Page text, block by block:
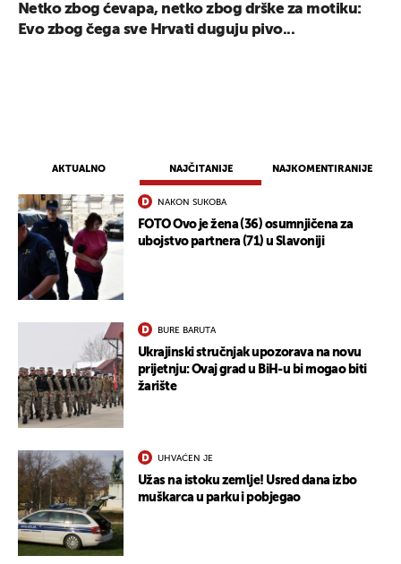
AKTUALNO NAJČITANIJE NAJKOMENTIRANIJE
NAKON SUKOBA
FOTO Ovo je žena (36) osumnjičena za
ubojstvo partnera (71) u Slavoniji
BURE BARUTA
Ukrajinski stručnjak upozorava na novu
prijetnju: Ovaj grad u BiH-u bi mogao biti
žarište
UHVAĆEN JE
Užas na istoku zemlje! Usred dana izbo
muškarca u parku i pobjegao
Netko zbog ćevapa, netko zbog drške za motiku:
Evo zbog čega sve Hrvati duguju pivo...